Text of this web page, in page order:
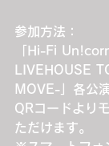
参加方法：
「Hi-Fi
LIVEHOUSE
MOVE-」各公
QRコードより
ただけます。